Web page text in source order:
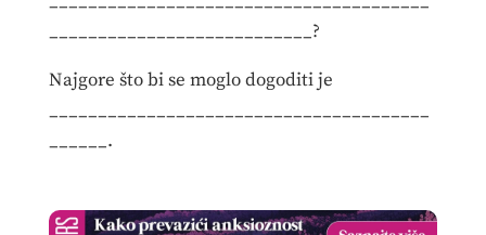
___________________________?
Najgore što bi se moglo dogoditi je
_______________________________________
______.